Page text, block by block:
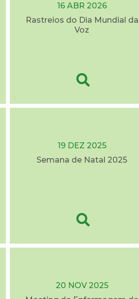
16 ABR 2026
Rastreios do Dia Mundial da
Voz
19 DEZ 2025
Semana de Natal 2025
20 NOV 2025